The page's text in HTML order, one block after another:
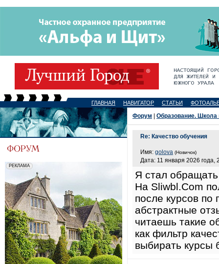
ГЛАВНАЯ НАВИГАТОР СТАТЬИ
Форум Образование. Школа
Re: Качество обучения
Имя: golova (Новичок)
Дата: 11 января 2026 года,
Я стал
На Sliwbl.Com
после курсов по
абстрактные
читаешь такие
как фильтр
выбирать курсы